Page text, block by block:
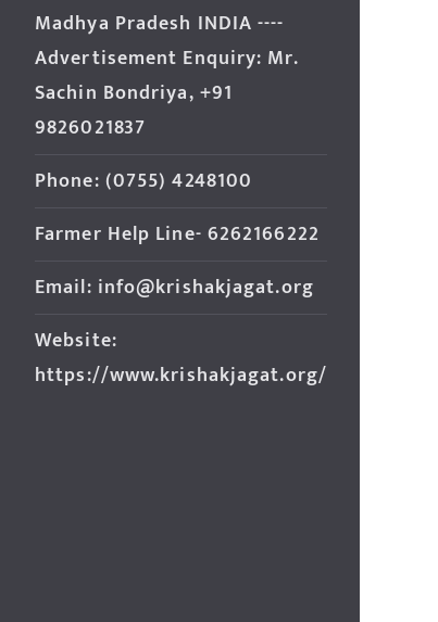
Madhya Pradesh INDIA ----
Advertisement Enquiry: Mr.
Sachin Bondriya, +91
9826021837
Phone: (0755) 4248100
Farmer Help Line- 6262166222
Email: info@krishakjagat.org
Website:
https://www.krishakjagat.org/